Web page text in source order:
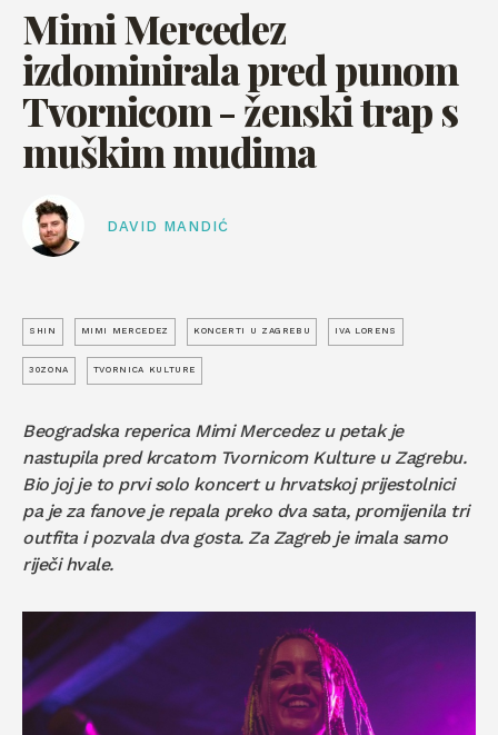
Mimi Mercedez
izdominirala pred punom
Tvornicom - ženski trap s
muškim mudima
DAVID MANDIĆ
SHIN MIMI MERCEDEZ KONCERTI U ZAGREBU IVA LORENS
30ZONA TVORNICA KULTURE
Beogradska reperica Mimi Mercedez u petak je
nastupila pred krcatom Tvornicom Kulture u Zagrebu.
Bio joj je to prvi solo koncert u hrvatskoj prijestolnici
pa je za fanove je repala preko dva sata, promijenila tri
outfita i pozvala dva gosta. Za Zagreb je imala samo
riječi hvale.